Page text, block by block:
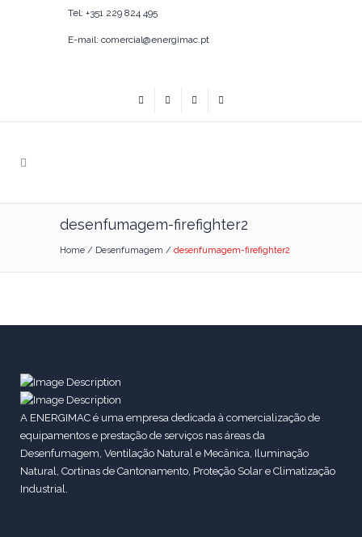
Tel: +351 229 824 495
E-mail: comercial@energimac.pt
desenfumagem-firefighter2
Home / Desenfumagem / desenfumagem-firefighter2
A ENERGIMAC é uma empresa dedicada à comercialização de
equipamentos e prestação de serviços nas áreas da
Desenfumagem, Ventilação Natural e Mecânica, Iluminação
Natural, Cortinas de Cantonamento, Proteção Solar e Climatização
Industrial.